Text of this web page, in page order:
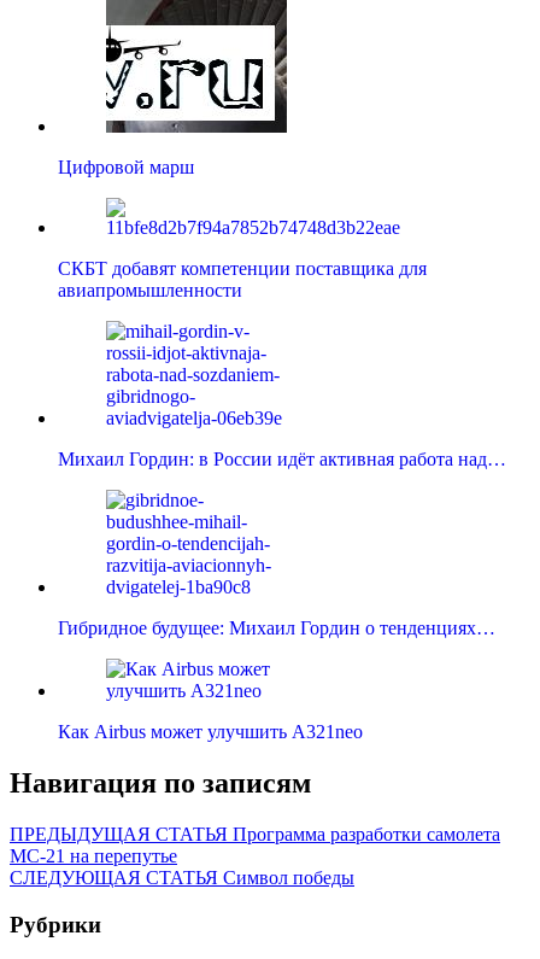
Цифровой марш
СКБТ добавят компетенции поставщика для
авиапромышленности
Михаил Гордин: в России идёт активная работа над…
Гибридное будущее: Михаил Гордин о тенденциях…
Как Airbus может улучшить A321neo
Навигация по записям
ПРЕДЫДУЩАЯ СТАТЬЯ Программа разработки самолета
МС-21 на перепутье
СЛЕДУЮЩАЯ СТАТЬЯ Символ победы
Рубрики